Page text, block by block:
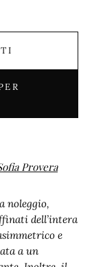
Provera
noleggio,
dell’intera
e
a un